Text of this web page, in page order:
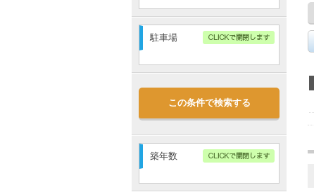
10分以内
15分以内
指定無し
10分以内
20分以内
駐車場
指定無し
なし
あり
2台以上
この条件で検索する
築年数